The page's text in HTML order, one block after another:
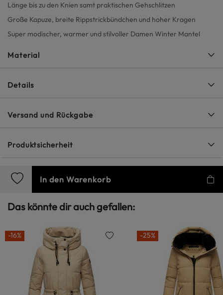
Länge bis zu den Knien samt praktischen Gehschlitzen
Große Kapuze, breite Rippstrickbündchen und hoher Kragen
Super modischer, warmer und stilvoller Damen Winter Mantel
Material
Details
Versand und Rückgabe
Produktsicherheit
In den Warenkorb
Das könnte dir auch gefallen:
-16% -25%